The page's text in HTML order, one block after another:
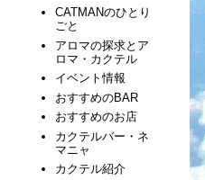
CATMANのひとり
ごと
アロマの探求とア
ロマ・カクテル
イベント情報
おすすめのBAR
おすすめのお店
カクテルバー・ネ
マニャ
カクテル紹介